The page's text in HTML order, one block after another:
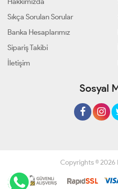
Sıkça Sorulan Sorular
Banka Hesaplarımız
Sipariş Takibi
İletişim
Sosyal
Copyrights © 2026